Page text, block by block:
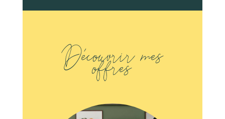
Découvrir mes
offres